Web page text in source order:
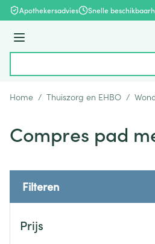
Ga naar de inhoud
Apothekersadvies Snelle
Menu
Home / Thuiszorg en EHBO /
Compres pad
Filteren
Prijs